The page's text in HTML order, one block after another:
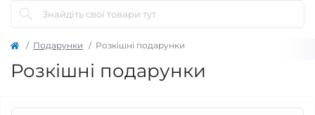
Подарунки Розкішні подарунки
Розкішні подарунки